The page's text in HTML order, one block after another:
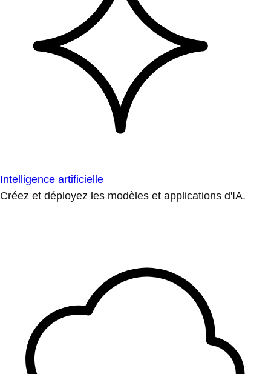
Intelligence artificielle
Créez et déployez les modèles et applications d'IA.